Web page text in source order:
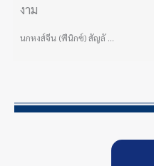
งาม
นกหงส์จีน (ฟีนิกซ์) สัญลั ...